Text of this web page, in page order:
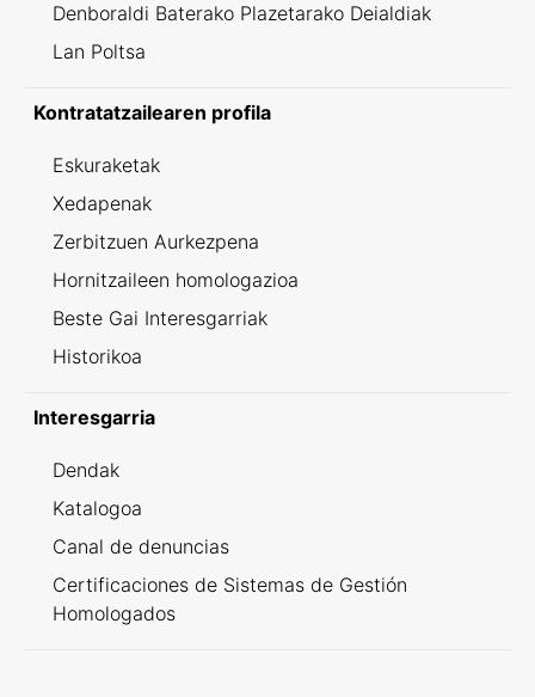
Denboraldi Baterako Plazetarako Deialdiak
Lan Poltsa
Kontratatzailearen profila
Eskuraketak
Xedapenak
Zerbitzuen Aurkezpena
Hornitzaileen homologazioa
Beste Gai Interesgarriak
Historikoa
Interesgarria
Dendak
Katalogoa
Canal de denuncias
Certificaciones de Sistemas de Gestión
Homologados